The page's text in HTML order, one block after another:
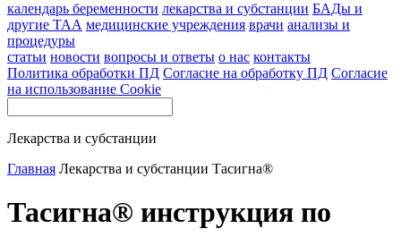
календарь беременности лекарства и субстанции БАДы и
другие ТАА медицинские учреждения врачи анализы и
процедуры
статьи новости вопросы и ответы о нас контакты
Политика обработки ПД Согласие на обработку ПД Согласие
на использование Cookie
Лекарства и субстанции
Главная Лекарства и субстанции Тасигна®
Тасигна® инструкция по